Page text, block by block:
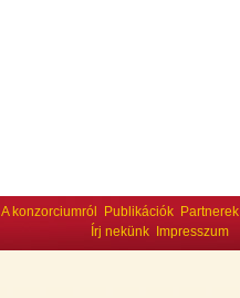
A konzorciumról Publikációk Partnerek
Írj nekünk
Impresszum